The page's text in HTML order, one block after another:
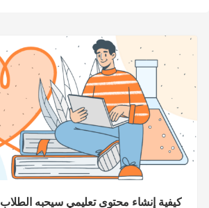
كيفية إنشاء محتوى تعليمي سيحبه الطلاب